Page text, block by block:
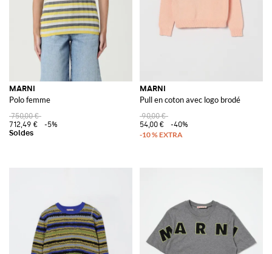
MARNI
Polo femme
750,00 €
712,49 €
-5%
MARNI
Pull en coton avec logo brodé
90,00 €
54,00 €
-40%